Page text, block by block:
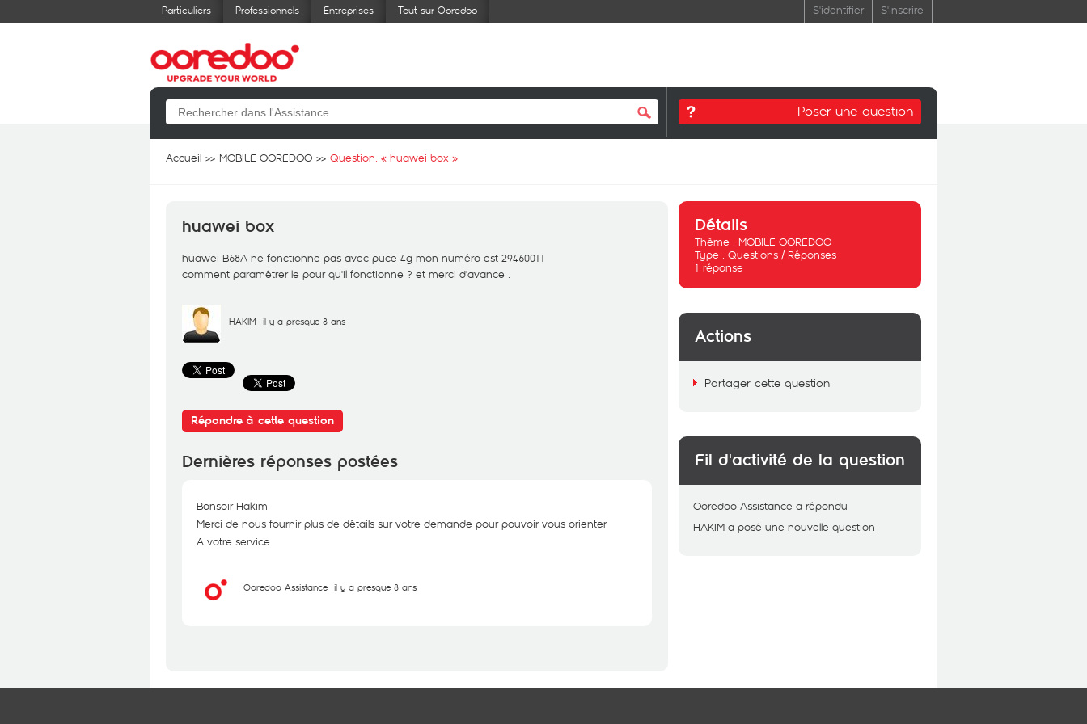
Particuliers Professionnels Entreprises Tout sur Ooredoo S'identifier S'inscrire
Poser une question
Accueil MOBILE OOREDOO Question: « huawei box »
huawei box
huawei B68A ne fonctionne pas avec puce 4g mon numéro est 29460011
comment paramétrer le pour qu'il fonctionne ? et merci d'avance .
HAKIM il y a presque 8 ans
Répondre à cette question
Dernières réponses postées
Bonsoir Hakim
Merci de nous fournir plus de détails sur votre demande pour pouvoir vous orienter
A votre service
Ooredoo Assistance il y a presque 8 ans
Détails
Thème : MOBILE OOREDOO
Type : Questions / Réponses
1 réponse
Actions
Partager cette question
Fil d'activité de la question
Ooredoo Assistance a répondu
HAKIM a posé une nouvelle question